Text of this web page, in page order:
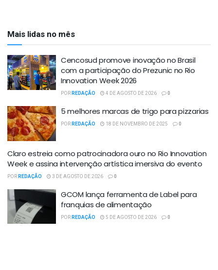
Mais lidas no mês
Cencosud promove inovação no Brasil
com a participação do Prezunic no Rio
Innovation Week 2026
PORREDAÇÃO 4 DE AGOSTO DE 2026 0
5 melhores marcas de trigo para pizzarias
PORREDAÇÃO 18 DE NOVEMBRO DE 2025 0
Claro estreia como patrocinadora ouro no Rio Innovation
Week e assina intervenção artística imersiva do evento
PORREDAÇÃO 3 DE AGOSTO DE 2026 0
GCOM lança ferramenta de Label para
franquias de alimentação
PORREDAÇÃO 5 DE AGOSTO DE 2026 0